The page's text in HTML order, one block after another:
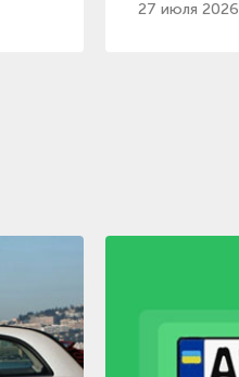
27 июля 2026